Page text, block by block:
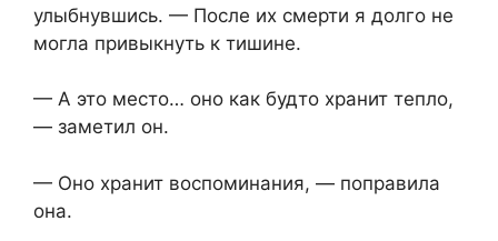
улыбнувшись. — После их смерти я долго не
могла привыкнуть к тишине.
— А это место… оно как будто хранит тепло,
— заметил он.
— Оно хранит воспоминания, — поправила
она.